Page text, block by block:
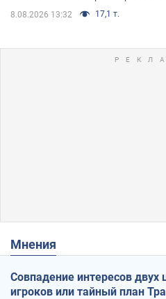
8.08.2026 13:32 17,1 т.
Мнения
Совпадение интересов двух
игроков или тайный план